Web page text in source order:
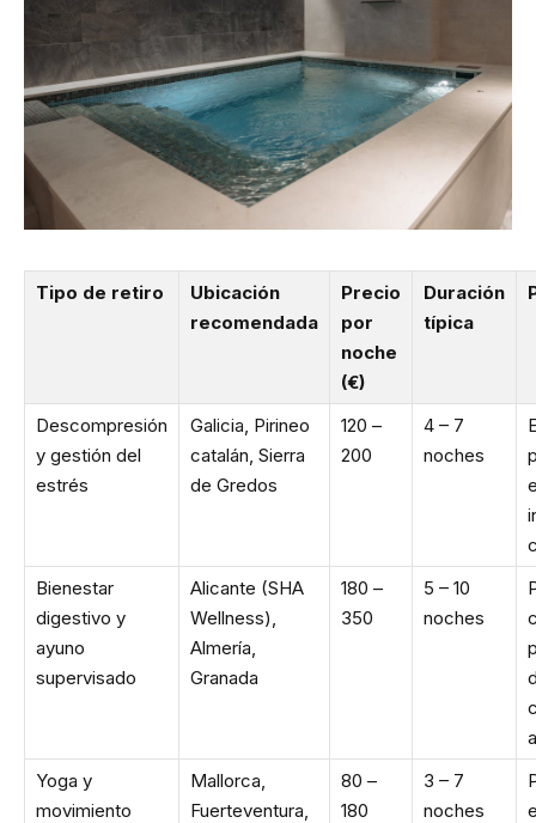
Tipo de retiro
Ubicación
recomendada
Precio
por
noche
(€)
Duración
típica
Descompresión
y gestión del
estrés
Galicia, Pirineo
catalán, Sierra
de Gredos
120 –
200
4 – 7
noches
Bienestar
digestivo y
ayuno
supervisado
Alicante (SHA
Wellness),
Almería,
Granada
180 –
350
5 – 10
noches
Yoga y
movimiento
Mallorca,
Fuerteventura,
80 –
180
3 – 7
noches